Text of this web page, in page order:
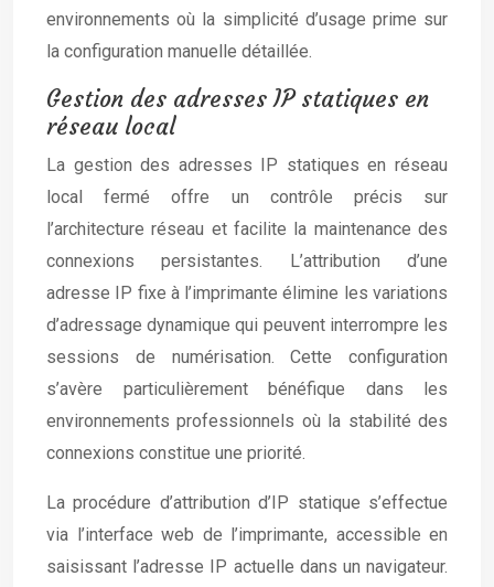
environnements où la simplicité d’usage prime sur
la configuration manuelle détaillée.
Gestion des adresses IP statiques en
réseau local
La gestion des adresses IP statiques en réseau
local fermé offre un contrôle précis sur
l’architecture réseau et facilite la maintenance des
connexions persistantes. L’attribution d’une
adresse IP fixe à l’imprimante élimine les variations
d’adressage dynamique qui peuvent interrompre les
sessions de numérisation. Cette configuration
s’avère particulièrement bénéfique dans les
environnements professionnels où la stabilité des
connexions constitue une priorité.
La procédure d’attribution d’IP statique s’effectue
via l’interface web de l’imprimante, accessible en
saisissant l’adresse IP actuelle dans un navigateur.